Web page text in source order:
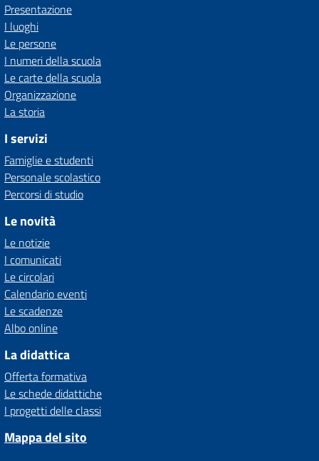
Presentazione
I luoghi
Le persone
I numeri della scuola
Le carte della scuola
Organizzazione
La storia
I servizi
Famiglie e studenti
Personale scolastico
Percorsi di studio
Le novità
Le notizie
I comunicati
Le circolari
Calendario eventi
Le scadenze
Albo online
La didattica
Offerta formativa
Le schede didattiche
I progetti delle classi
Mappa del sito